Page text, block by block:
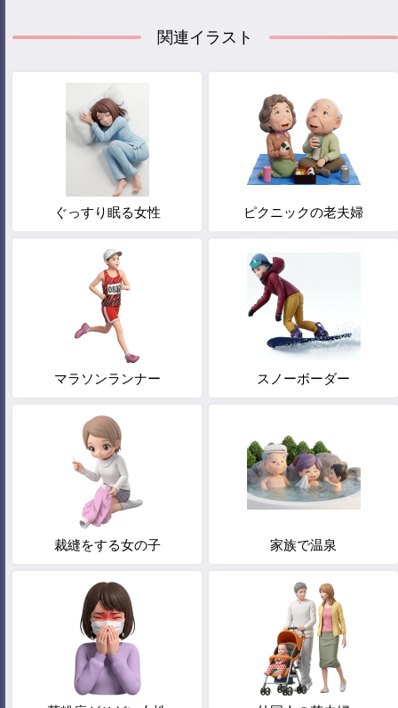
関連イラスト
ぐっすり眠る女性 ピクニックの老夫婦
マラソンランナー スノーボーダー
裁縫をする女の子 家族で温泉